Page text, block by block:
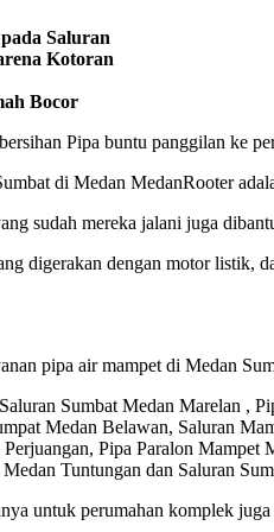
Saluran
Kotoran
Bocor
Pipa buntu panggilan ke
di Medan MedanRooter
sudah mereka jalani juga
digerakan dengan motor listik,
pipa air mampet di Medan
Sumbat Medan Marelan ,
Medan Belawan, Saluran
Pipa Paralon
Tuntungan dan Saluran
untuk perumahan komplek